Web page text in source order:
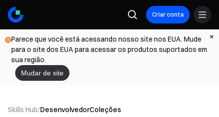
Criar conta
Parece que você está acessando nosso site nos EUA. Mude
para o site dos EUA para acessar os produtos suportados em
sua região.
Mudar de site
Skills Hub/DesenvolvedorColeções